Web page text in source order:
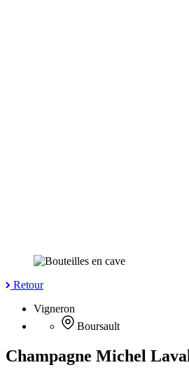
Retour
Vigneron
Boursault
Champagne Michel Laval